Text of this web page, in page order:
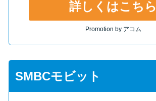
詳しくはこちら
Promotion by アコム
SMBCモビット